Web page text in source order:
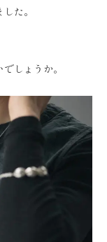
た。
しょうか。